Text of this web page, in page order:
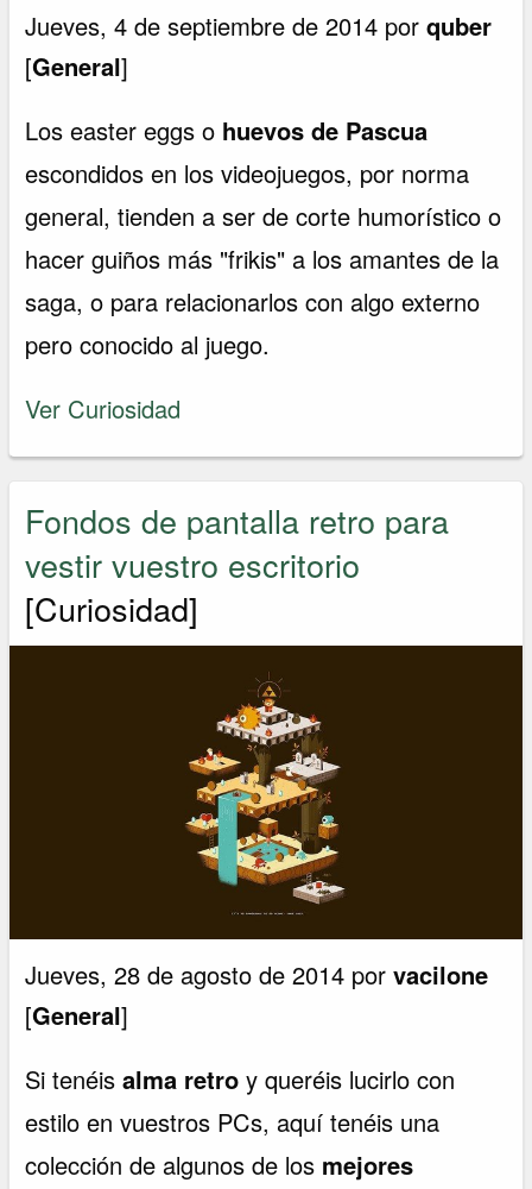
Jueves, 4 de septiembre de 2014 porquber
[General]
Los easter eggs o huevos de Pascua
escondidos en los videojuegos, por norma
general, tienden a ser de corte humorístico o
hacer guiños más "frikis" a los amantes de la
saga, o para relacionarlos con algo externo
pero conocido al juego.
Ver Curiosidad
Fondos de pantalla retro para
vestir vuestro escritorio
[Curiosidad]
Jueves, 28 de agosto de 2014 porvacilone
[General]
Si tenéisalma retro y queréis lucirlo con
estilo en vuestros PCs, aquí tenéis una
colección de algunos de los mejores